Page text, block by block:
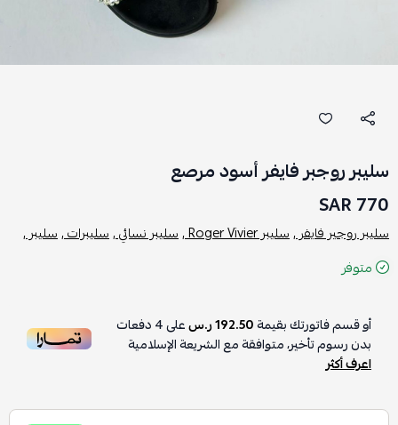
سليبر روجبر فايفر أسود مرصع
770 SAR
سليبر روجير فايفر ,سليبر Roger Vivier , سليبر نسائي ,سليبرات ,سليبر ,
متوفر
أو قسم فاتورتك بقيمة192.50 ر.س على4دفعات
بدون رسوم تأخير، متوافقة مع الشريعة الإسلامية
اعرف أكثر